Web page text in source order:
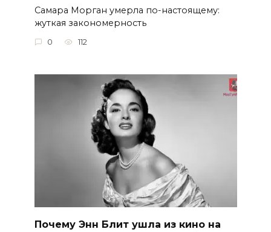
Самара Морган умерла по-настоящему:
жуткая закономерность
0 112
Почему Энн Блит ушла из кино на